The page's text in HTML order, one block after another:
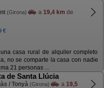
(Girona) a 19,4 km de
€
casa rural de alquiler completo
no se comparte la casa con nadie
21 personas ...
de Santa Llúcia
/ Tonyà (Girona) a 19,5